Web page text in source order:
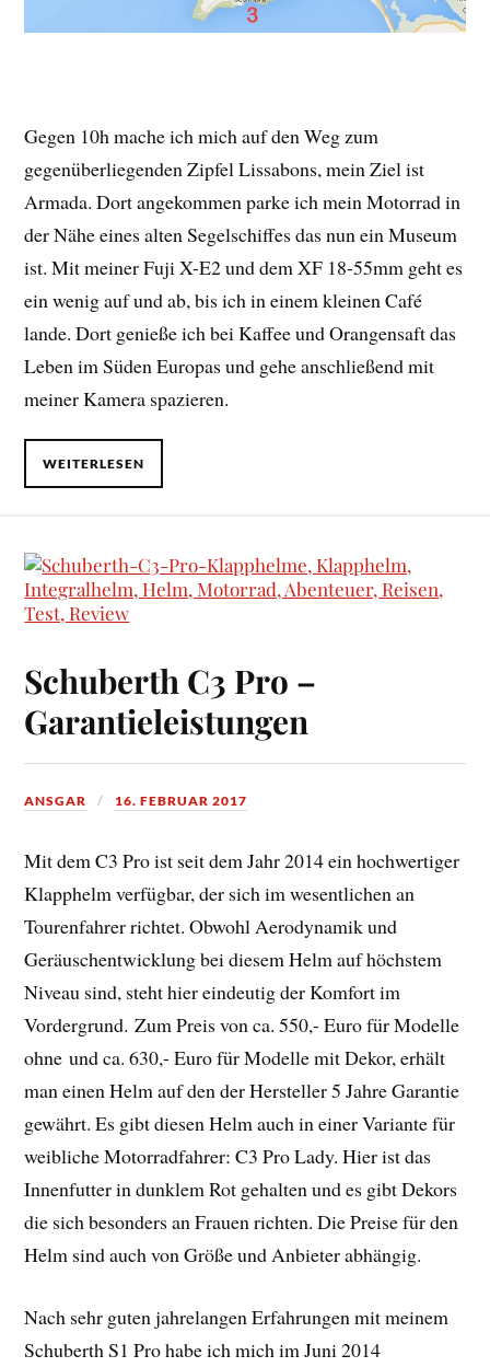
Gegen 10h mache ich mich auf den Weg zum
gegenüberliegenden Zipfel Lissabons, mein Ziel ist
Armada. Dort angekommen parke ich mein Motorrad in
der Nähe eines alten Segelschiffes das nun ein Museum
ist. Mit meiner Fuji X-E2 und dem XF 18-55mm geht es
ein wenig auf und ab, bis ich in einem kleinen Café
lande. Dort genieße ich bei Kaffee und Orangensaft das
Leben im Süden Europas und gehe anschließend mit
meiner Kamera spazieren.
WEITERLESEN
Schuberth C3 Pro –
Garantieleistungen
ANSGAR 16. FEBRUAR 2017
Mit dem C3 Pro ist seit dem Jahr 2014 ein hochwertiger
Klapphelm verfügbar, der sich im wesentlichen an
Tourenfahrer richtet. Obwohl Aerodynamik und
Geräuschentwicklung bei diesem Helm auf höchstem
Niveau sind, steht hier eindeutig der Komfort im
Vordergrund. Zum Preis von ca. 550,- Euro für Modelle
ohne und ca. 630,- Euro für Modelle mit Dekor, erhält
man einen Helm auf den der Hersteller 5 Jahre Garantie
gewährt. Es gibt diesen Helm auch in einer Variante für
weibliche Motorradfahrer: C3 Pro Lady. Hier ist das
Innenfutter in dunklem Rot gehalten und es gibt Dekors
die sich besonders an Frauen richten. Die Preise für den
Helm sind auch von Größe und Anbieter abhängig.
Nach sehr guten jahrelangen Erfahrungen mit meinem
Schuberth S1 Pro habe ich mich im Juni 2014